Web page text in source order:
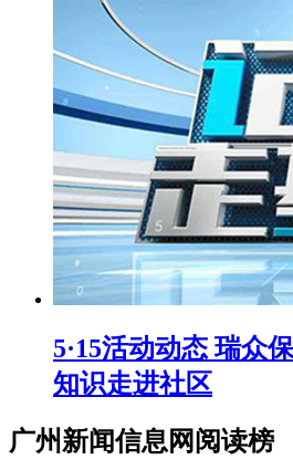
5·15活动动态 瑞众
知识走进社区
广州新闻信息网阅读榜